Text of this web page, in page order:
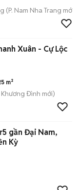
(P. Nam Nha Trang mới)
Xuân - Cự Lộc
m²
Khương Đình mới)
gần Đại Nam,
Kỳ